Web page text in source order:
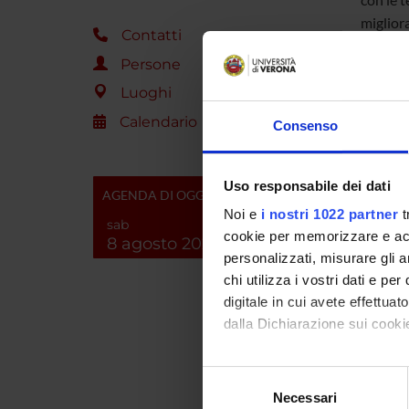
Consenso
Uso responsabile dei dati
Noi e i nostri 1022 partner
cookie per memorizzare e
personalizzati, misurare gli
chi utilizza i vostri dati e per
digitale in cui avete
dalla Dichiarazione sui
Con il tuo consenso,
raccogliere
Necessari
Contatti
Persone
Luoghi
Calendario
AGENDA DI OGGI
sab
8 agosto 2026
Il
la
il